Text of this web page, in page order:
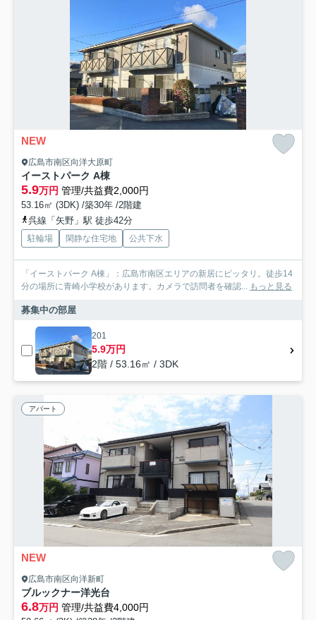
NEW
広島市南区向洋大原町
イーストパーク A棟
5.9万円 管理/共益費2,000円
53.16㎡ (3DK) /築30年 /2階建
呉線「矢野」駅 徒歩42分
駐輪場 閑静な住宅地 公共下水
「イーストパーク A棟」：広島市南区エリアの新居にピッタリ。徒歩14
分の場所に青崎小学校があります。カメラで訪問者を確認... もっと見る
募集中の部屋
201
5.9万円
2階 / 53.16㎡ / 3DK
アパート
NEW
広島市南区向洋新町
ブルックナー洋光台
6.8万円 管理/共益費4,000円